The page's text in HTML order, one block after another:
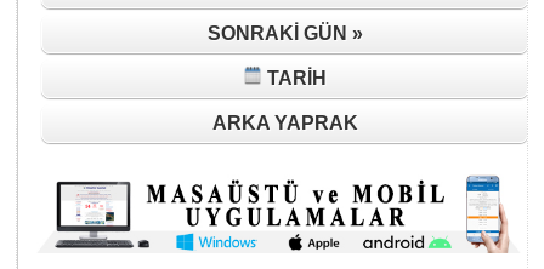
SONRAKI GÜN »
TARIH
ARKA YAPRAK